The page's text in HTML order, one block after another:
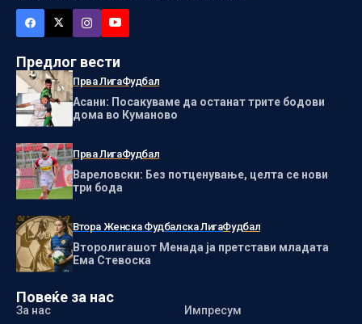
Предлог вести
Прва ЛигаФудбал
Асани: Посакуваме да останат трите бодови
дома во Куманово
Прва ЛигаФудбал
Вареловски: Без потценување, целта се нови
три бода
Втора Женска Фудбалска ЛигаФудбал
Второлигашот Менада ја претстави младата
Ема Стевоска
Повеќе за нас
За нас Импресум